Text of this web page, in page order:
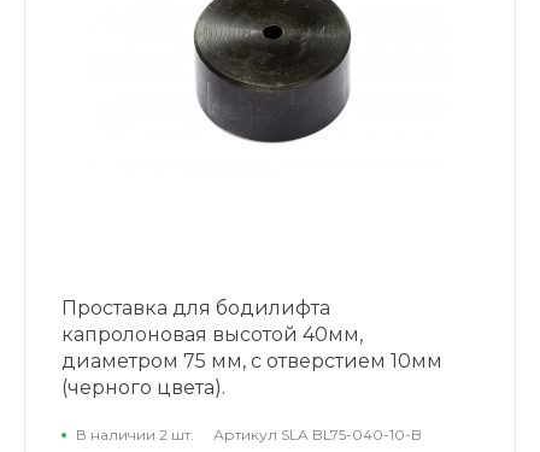
Проставка для бодилифта
капролоновая высотой 40мм,
диаметром 75 мм, с отверстием 10мм
(черного цвета).
В наличии 2 шт. Артикул SLA BL75-040-10-B